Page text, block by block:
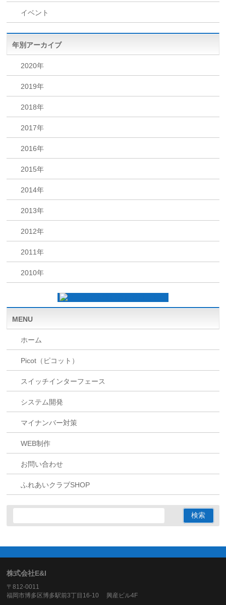
イベント
年別アーカイブ
2020年
2019年
2018年
2017年
2016年
2015年
2014年
2013年
2012年
2011年
2010年
MENU
ホーム
Picot（ピコット）
スイッチインターフェース
システム開発
マイナンバー対策
WEB制作
お問い合わせ
ふれあいクラブSHOP
株式会社E&I
〒812-0011
福岡市博多区博多駅前3丁目16-10 興産ビル4F